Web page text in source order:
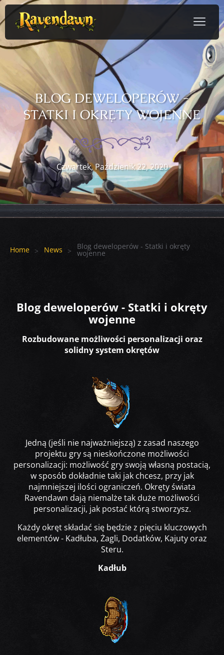
BLOG DEWELOPERÓW -
STATKI I OKRĘTY WOJENNE
Czwartek, Paździenik 22, 2020
Home News Blog deweloperów - Statki i okręty
wojenne
Blog deweloperów - Statki i okręty
wojenne
Rozbudowane możliwości personalizacji oraz
solidny system okrętów
Jedną (jeśli nie najważniejszą) z zasad naszego
projektu gry są nieskończone możliwości
personalizacji: możliwość gry swoją własną postacią,
w sposób dokładnie taki jak chcesz, przy jak
najmniejszej ilości ograniczeń. Okręty świata
Ravendawn dają niemalże tak duże możliwości
personalizacji, jak postać którą stworzysz.
Każdy okręt składać się będzie z pięciu kluczowych
elementów - Kadłuba, Żagli, Dodatków, Kajuty oraz
Steru.
Kadłub